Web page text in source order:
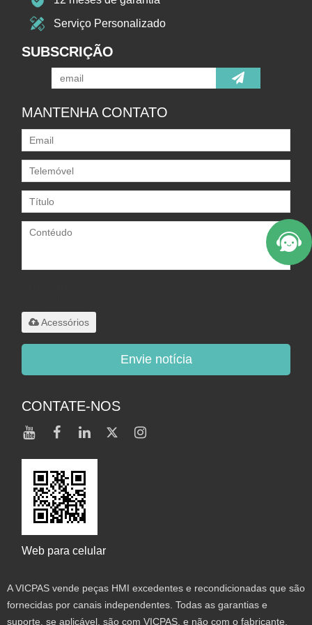
Serviço Personalizado
SUBSCRIÇÃO
MANTENHA CONTATO
Acessórios
Envie notícia
CONTATE-NOS
Web para celular
A VICPAS vende peças HMI excedentes e recondicionadas que são
fornecidas por canais independentes. Todas as garantias e
suporte, se aplicável, são com VICPAS, e não com o fabricante.